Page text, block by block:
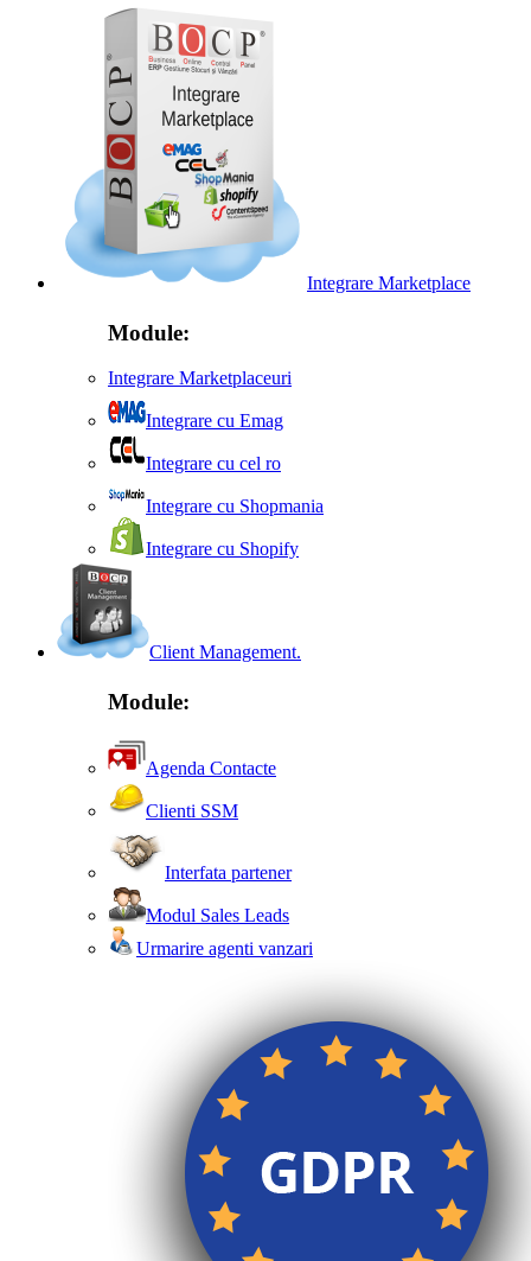
Integrare Marketplace
Module:
Integrare Marketplaceuri
Integrare cu Emag
Integrare cu cel ro
Integrare cu Shopmania
Integrare cu Shopify
Client Management.
Module:
Agenda Contacte
Clienti SSM
Interfata partener
Modul Sales Leads
Urmarire agenti vanzari